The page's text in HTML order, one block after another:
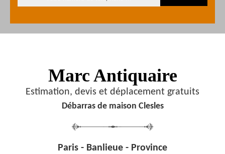
Marc Antiquaire
Estimation, devis et déplacement gratuits
Débarras de maison Clesles
Paris - Banlieue - Province